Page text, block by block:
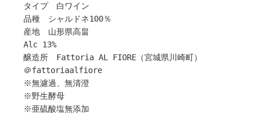
タイプ 白ワイン
品種 シャルドネ100％
産地 山形県高畠
Alc 13%
醸造所 Fattoria AL FIORE（宮城県川崎町）
＠fattoriaalfiore
※無濾過、無清澄
※野生酵母
※亜硫酸塩無添加